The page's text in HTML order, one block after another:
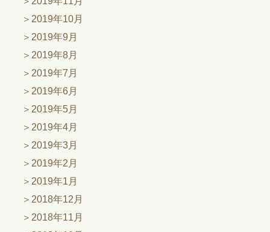
2019年10月
2019年9月
2019年8月
2019年7月
2019年6月
2019年5月
2019年4月
2019年3月
2019年2月
2019年1月
2018年12月
2018年11月